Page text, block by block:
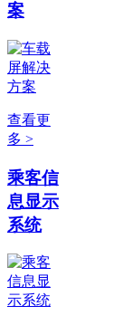
案
查看更
多 >
乘客信
息显示
系统